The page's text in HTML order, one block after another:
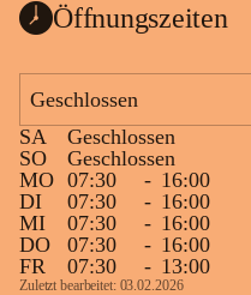
Öffnungszeiten
Geschlossen
SA
Geschlossen
SO
Geschlossen
MO 07:30 - 16:00
DI
07:30 - 16:00
MI
07:30 - 16:00
DO
07:30 - 16:00
FR
07:30 - 13:00
Zuletzt bearbeitet: 03.02.2026